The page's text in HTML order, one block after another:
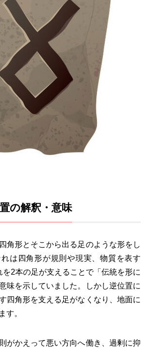
の解釈・意味
角形とそこから出る足のような形をし
は四角形が規則や現実、物質を表す
を2本の足が支えることで「伝統を形に
味を示していました。しかし逆位置に
四角形を支える足がなくなり、地面に
す。
がかえって悪い方向へ働き、過剰に抑